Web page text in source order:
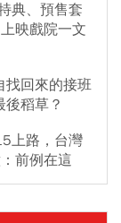
典、預售套
映戲院一文
找回來的接班
稻草？
上路，台灣
前例在這